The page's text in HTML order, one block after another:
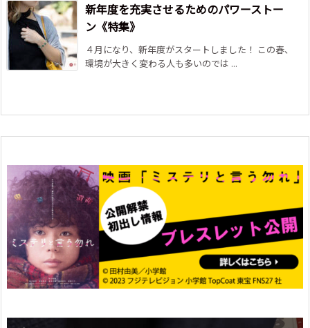
新年度を充実させるためのパワーストー
ン《特集》
４月になり、新年度がスタートしました！ この春、
環境が大きく変わる人も多いのでは ...